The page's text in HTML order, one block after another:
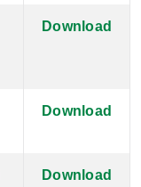
Download
Download
Download